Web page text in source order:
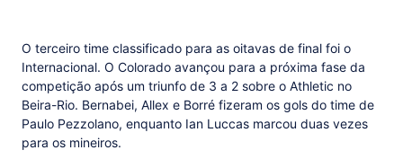
O terceiro time classificado para as oitavas de final foi o
Internacional. O Colorado avançou para a próxima fase da
competição após um triunfo de 3 a 2 sobre o Athletic no
Beira-Rio. Bernabei, Allex e Borré fizeram os gols do time de
Paulo Pezzolano, enquanto Ian Luccas marcou duas vezes
para os mineiros.